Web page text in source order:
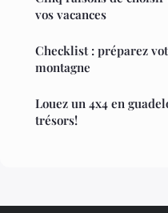
vos vacances
Checklist : préparez
montagne
Louez un 4x4 en
trésors!